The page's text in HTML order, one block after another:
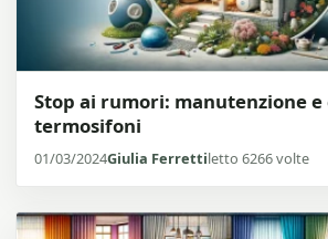
Stop ai rumori: manutenzione e
termosifoni
01/03/2024Giulia Ferrettiletto 6266 volte